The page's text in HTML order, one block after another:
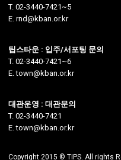
T. 02-3440-7421~5
E. rnd@kban.or.kr
팁스타운 : 입주/서포팅 문의
T. 02-3440-7421~6
E. town@kban.or.kr
대관운영 : 대관문의
T. 02-3440-7421
E. town@kban.or.kr
Copyright 2015 © TIPS. All rights